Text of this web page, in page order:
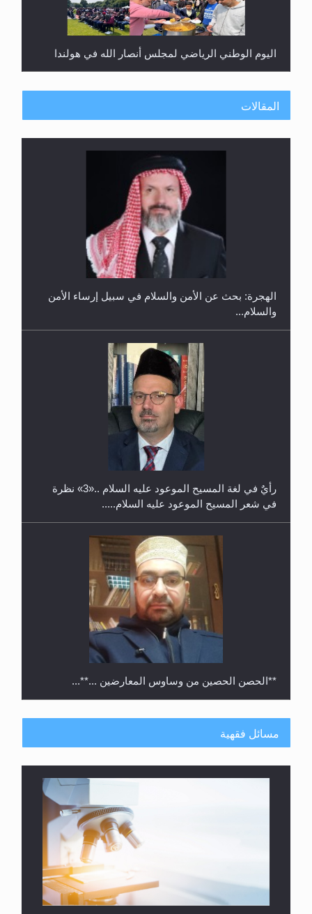
اليوم الوطني الرياضي لمجلس أنصار الله في هولندا
إتمام حفظ القرآن الكريم لثلاثة طلاب من مدرسة الحفظ
حفل توزيع الشهادات في الجامعة الأحمدية بنيجيريا لعام
المقالات
الهجرة: بحث عن الأمن والسلام في سبيل إرساء الأمن
والسلام...
رأيٌ في لغة المسيح الموعود عليه السلام ..«3» نظرة
في شعر المسيح الموعود عليه السلام.....
**الحصن الحصين من وساوس المعارضين ...**...
مسائل فقهية